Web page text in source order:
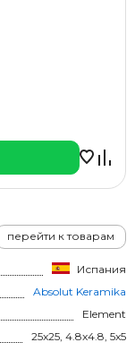
перейти к товарам
Испания
Absolut Keramika
Element
25x25, 4.8x4.8, 5x5